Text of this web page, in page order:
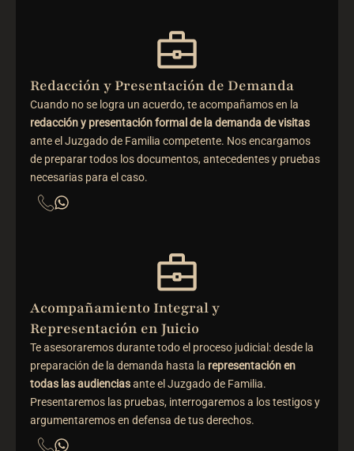
Redacción y Presentación de Demanda
Cuando no se logra un acuerdo, te acompañamos en la
redacción y presentación formal de la demanda de visitas
ante el Juzgado de Familia competente. Nos encargamos
de preparar todos los documentos, antecedentes y pruebas
necesarias para el caso.
Acompañamiento Integral y
Representación en Juicio
Te asesoraremos durante todo el proceso judicial: desde la
preparación de la demanda hasta la representación en
todas las audienciasante el Juzgado de Familia.
Presentaremos las pruebas, interrogaremos a los testigos y
argumentaremos en defensa de tus derechos.